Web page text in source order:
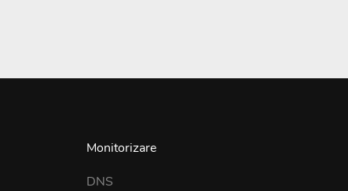
Monitorizare
DNS